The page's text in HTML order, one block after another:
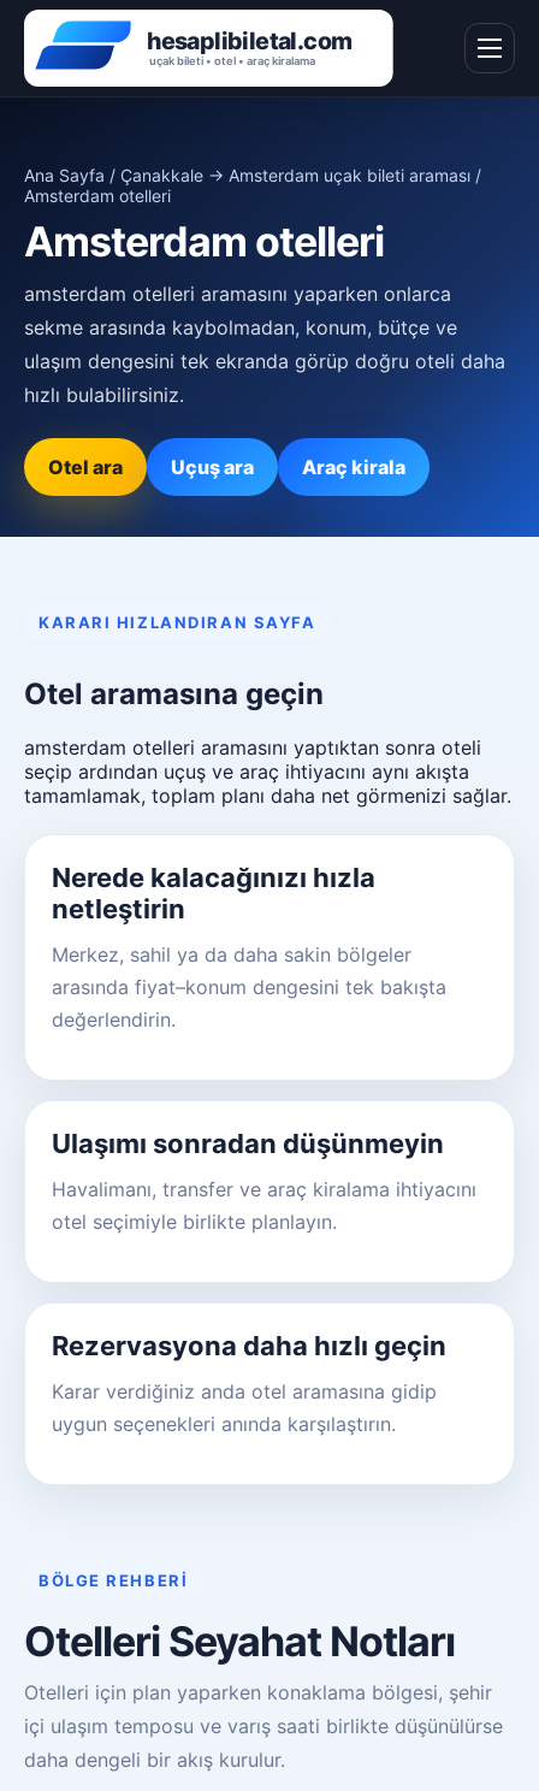
Ana Sayfa / Çanakkale → Amsterdam uçak bileti araması /
Amsterdam otelleri
Amsterdam otelleri
amsterdam otelleri aramasını yaparken onlarca
sekme arasında kaybolmadan, konum, bütçe ve
ulaşım dengesini tek ekranda görüp doğru oteli daha
hızlı bulabilirsiniz.
Otel ara Uçuş ara Araç kirala
KARARI HIZLANDIRAN SAYFA
Otel aramasına geçin
amsterdam otelleri aramasını yaptıktan sonra oteli
seçip ardından uçuş ve araç ihtiyacını aynı akışta
tamamlamak, toplam planı daha net görmenizi sağlar.
Nerede kalacağınızı hızla
netleştirin
Merkez, sahil ya da daha sakin bölgeler
arasında fiyat–konum dengesini tek bakışta
değerlendirin.
Ulaşımı sonradan düşünmeyin
Havalimanı, transfer ve araç kiralama ihtiyacını
otel seçimiyle birlikte planlayın.
Rezervasyona daha hızlı geçin
Karar verdiğiniz anda otel aramasına gidip
uygun seçenekleri anında karşılaştırın.
BÖLGE REHBERI
Otelleri Seyahat Notları
Otelleri için plan yaparken konaklama bölgesi, şehir
içi ulaşım temposu ve varış saati birlikte düşünülürse
daha dengeli bir akış kurulur.